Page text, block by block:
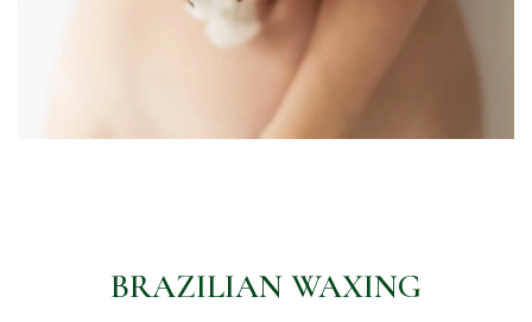
BRAZILIAN WAXING